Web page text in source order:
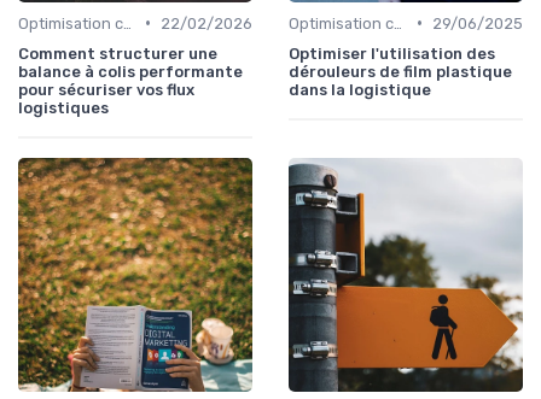
•
22/02/2026
Comment structurer une
balance à colis performante
pour sécuriser vos flux
logistiques
•
29/06/2025
Optimiser l'utilisation des
dérouleurs de film plastique
dans la logistique